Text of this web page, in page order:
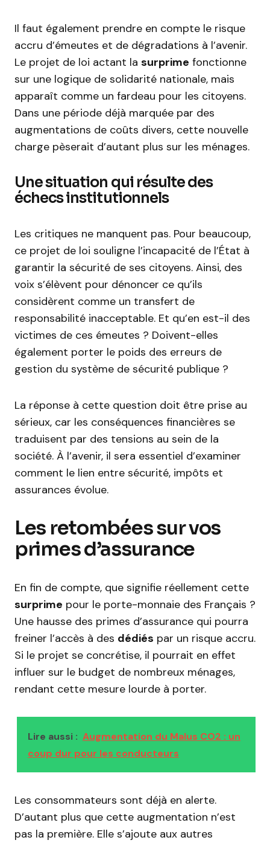
Il faut également prendre en compte le risque
accru d’émeutes et de dégradations à l’avenir.
Le projet de loi actant la surprime fonctionne
sur une logique de solidarité nationale, mais
apparaît comme un fardeau pour les citoyens.
Dans une période déjà marquée par des
augmentations de coûts divers, cette nouvelle
charge pèserait d’autant plus sur les ménages.
Une situation qui résulte des
échecs institutionnels
Les critiques ne manquent pas. Pour beaucoup,
ce projet de loi souligne l’incapacité de l’État à
garantir la sécurité de ses citoyens. Ainsi, des
voix s’élèvent pour dénoncer ce qu’ils
considèrent comme un transfert de
responsabilité inacceptable. Et qu’en est-il des
victimes de ces émeutes ? Doivent-elles
également porter le poids des erreurs de
gestion du système de sécurité publique ?
La réponse à cette question doit être prise au
sérieux, car les conséquences financières se
traduisent par des tensions au sein de la
société. À l’avenir, il sera essentiel d’examiner
comment le lien entre sécurité, impôts et
assurances évolue.
Les retombées sur vos
primes d’assurance
En fin de compte, que signifie réellement cette
surprime pour le porte-monnaie des Français ?
Une hausse des primes d’assurance qui pourra
freiner l’accès à des dédiés par un risque accru.
Si le projet se concrétise, il pourrait en effet
influer sur le budget de nombreux ménages,
rendant cette mesure lourde à porter.
Lire aussi : Augmentation du Malus CO2 : un
coup dur pour les conducteurs
Les consommateurs sont déjà en alerte.
D’autant plus que cette augmentation n’est
pas la première. Elle s’ajoute aux autres